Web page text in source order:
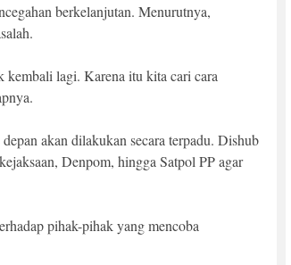
berkelanjutan. Menurutnya,
kembali lagi. Karena itu kita cari cara
akan dilakukan secara terpadu. Dishub
Denpom, hingga Satpol PP agar
pihak-pihak yang mencoba